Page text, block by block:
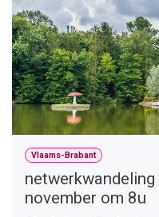
Vlaams-Brabant
november om 8u